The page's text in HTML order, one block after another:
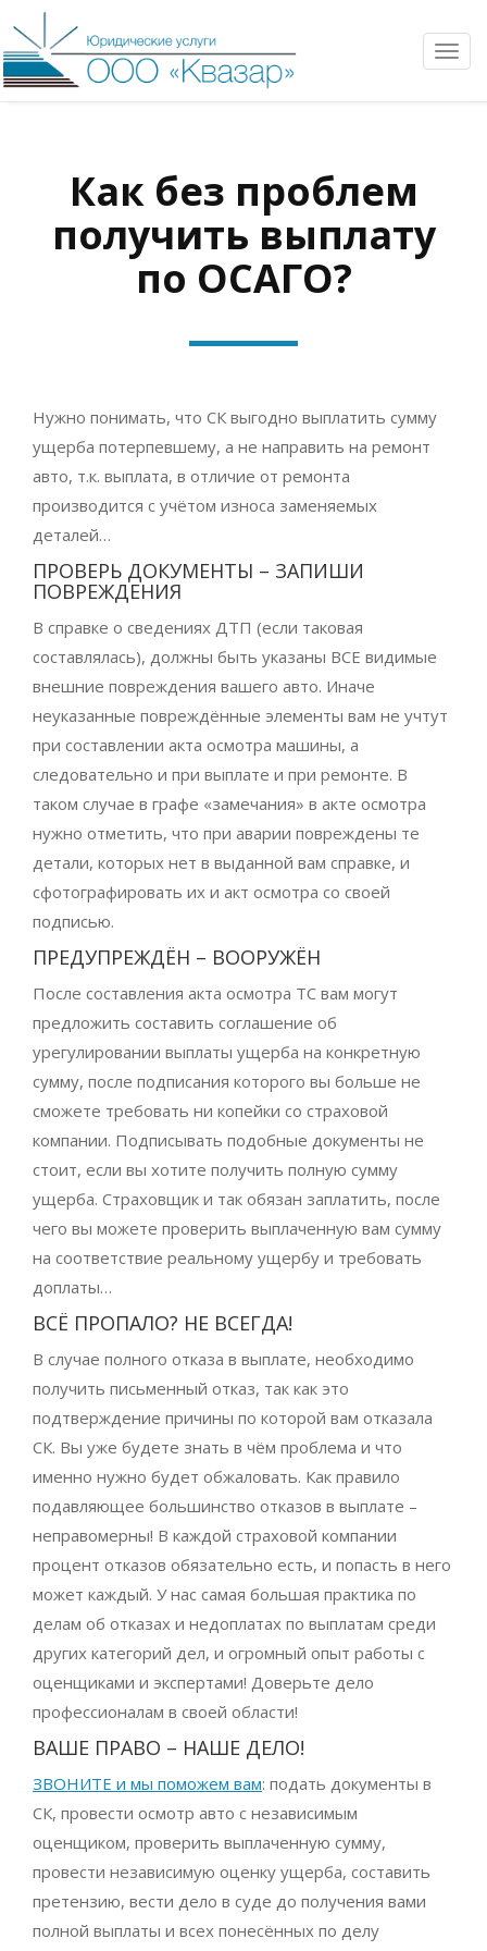
Как без проблем
получить выплату
по ОСАГО?
Нужно понимать, что СК выгодно выплатить сумму
ущерба потерпевшему, а не направить на ремонт
авто, т.к. выплата, в отличие от ремонта
производится с учётом износа заменяемых
деталей…
ПРОВЕРЬ ДОКУМЕНТЫ – ЗАПИШИ
ПОВРЕЖДЕНИЯ
В справке о сведениях ДТП (если таковая
составлялась), должны быть указаны ВСЕ видимые
внешние повреждения вашего авто. Иначе
неуказанные повреждённые элементы вам не учтут
при составлении акта осмотра машины, а
следовательно и при выплате и при ремонте. В
таком случае в графе «замечания» в акте осмотра
нужно отметить, что при аварии повреждены те
детали, которых нет в выданной вам справке, и
сфотографировать их и акт осмотра со своей
подписью.
ПРЕДУПРЕЖДЁН – ВООРУЖЁН
После составления акта осмотра ТС вам могут
предложить составить соглашение об
урегулировании выплаты ущерба на конкретную
сумму, после подписания которого вы больше не
сможете требовать ни копейки со страховой
компании. Подписывать подобные документы не
стоит, если вы хотите получить полную сумму
ущерба. Страховщик и так обязан заплатить, после
чего вы можете проверить выплаченную вам сумму
на соответствие реальному ущербу и требовать
доплаты…
ВСЁ ПРОПАЛО? НЕ ВСЕГДА!
В случае полного отказа в выплате, необходимо
получить письменный отказ, так как это
подтверждение причины по которой вам отказала
СК. Вы уже будете знать в чём проблема и что
именно нужно будет обжаловать. Как правило
подавляющее большинство отказов в выплате –
неправомерны! В каждой страховой компании
процент отказов обязательно есть, и попасть в него
может каждый. У нас самая большая практика по
делам об отказах и недоплатах по выплатам среди
других категорий дел, и огромный опыт работы с
оценщиками и экспертами! Доверьте дело
профессионалам в своей области!
ВАШЕ ПРАВО – НАШЕ ДЕЛО!
ЗВОНИТЕ и мы поможем вам: подать документы в
СК, провести осмотр авто с независимым
оценщиком, проверить выплаченную сумму,
провести независимую оценку ущерба, составить
претензию, вести дело в суде до получения вами
полной выплаты и всех понесённых по делу